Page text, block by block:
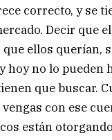
correcto, y se
Decir que
ellos querían,
hoy no lo pueden
que buscar.
con ese
están